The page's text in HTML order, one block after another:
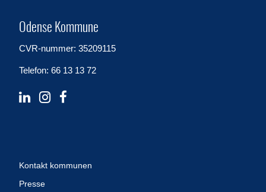
Odense Kommune
CVR-nummer: 35209115
Telefon: 66 13 13 72
Kontakt kommunen
Presse